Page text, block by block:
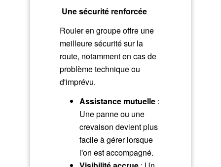
Une sécurité renforcée
Rouler en groupe offre une
meilleure sécurité sur la
route, notamment en cas de
problème technique ou
d'imprévu.
Assistance mutuelle:
Une panne ou une
crevaison devient plus
facile à gérer lorsque
l'on est accompagné.